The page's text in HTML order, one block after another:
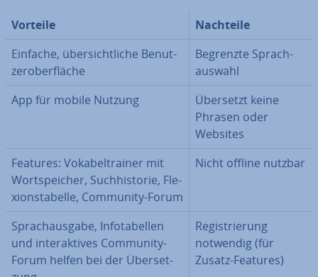
Vorteile
Nachteile
Einfache, über­sicht­li­che Be­nut­
zer­ober­flä­che
Begrenzte Sprach­
aus­wahl
App für mobile Nutzung
Übersetzt keine
Phrasen oder
Websites
Features: Vo­ka­bel­trai­ner mit
Wort­spei­cher, Such­his­to­rie, Fle­
xi­ons­ta­bel­le, Community-Forum
Nicht offline nutzbar
Sprach­aus­ga­be, In­fo­ta­bel­len
und in­ter­ak­ti­ves Community-
Forum helfen bei der Über­set­
Re­gis­trie­rung
notwendig (für
Zusatz-Features)